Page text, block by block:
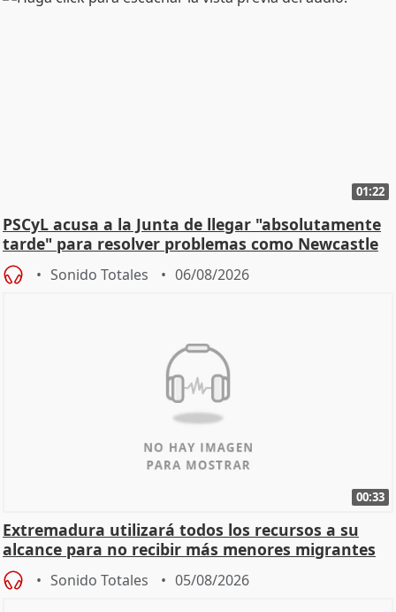
01:22
PSCyL acusa a la Junta de llegar "absolutamente
tarde" para resolver problemas como Newcastle
Sonido Totales 06/08/2026
00:33
Extremadura utilizará todos los recursos a su
alcance para no recibir más menores migrantes
Sonido Totales 05/08/2026